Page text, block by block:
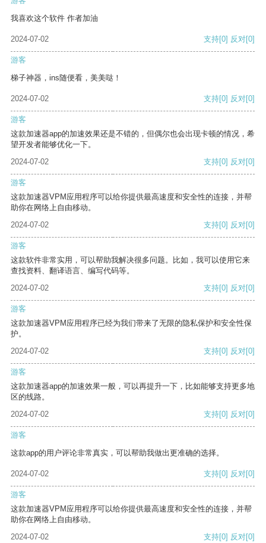
我喜欢这个软件 作者加油
2024-07-02 支持[0] 反对[0]
游客
梯子神器，ins随便看，美美哒！
2024-07-02 支持[0] 反对[0]
游客
这款加速器app的加速效果还是不错的，但偶尔也会出现卡顿的情况，希
望开发者能够优化一下。
2024-07-02
支持[0] 反对[0]
游客
这款加速器VPM应用程序可以给你提供最高速度和安全性的连接，并帮
助你在网络上自由移动。
2024-07-02
支持[0] 反对[0]
游客
这款软件非常实用，可以帮助我解决很多问题。比如，我可以使用它来
查找资料、翻译语言、编写代码等。
2024-07-02
支持[0] 反对[0]
游客
这款加速器VPM应用程序已经为我们带来了无限的隐私保护和安全性保
护。
2024-07-02
支持[0] 反对[0]
游客
这款加速器app的加速效果一般，可以再提升一下，比如能够支持更多地
区的线路。
2024-07-02
支持[0] 反对[0]
游客
这款app的用户评论非常真实，可以帮助我做出更准确的选择。
2024-07-02 支持[0] 反对[0]
游客
这款加速器VPM应用程序可以给你提供最高速度和安全性的连接，并帮
助你在网络上自由移动。
2024-07-02
支持[0] 反对[0]